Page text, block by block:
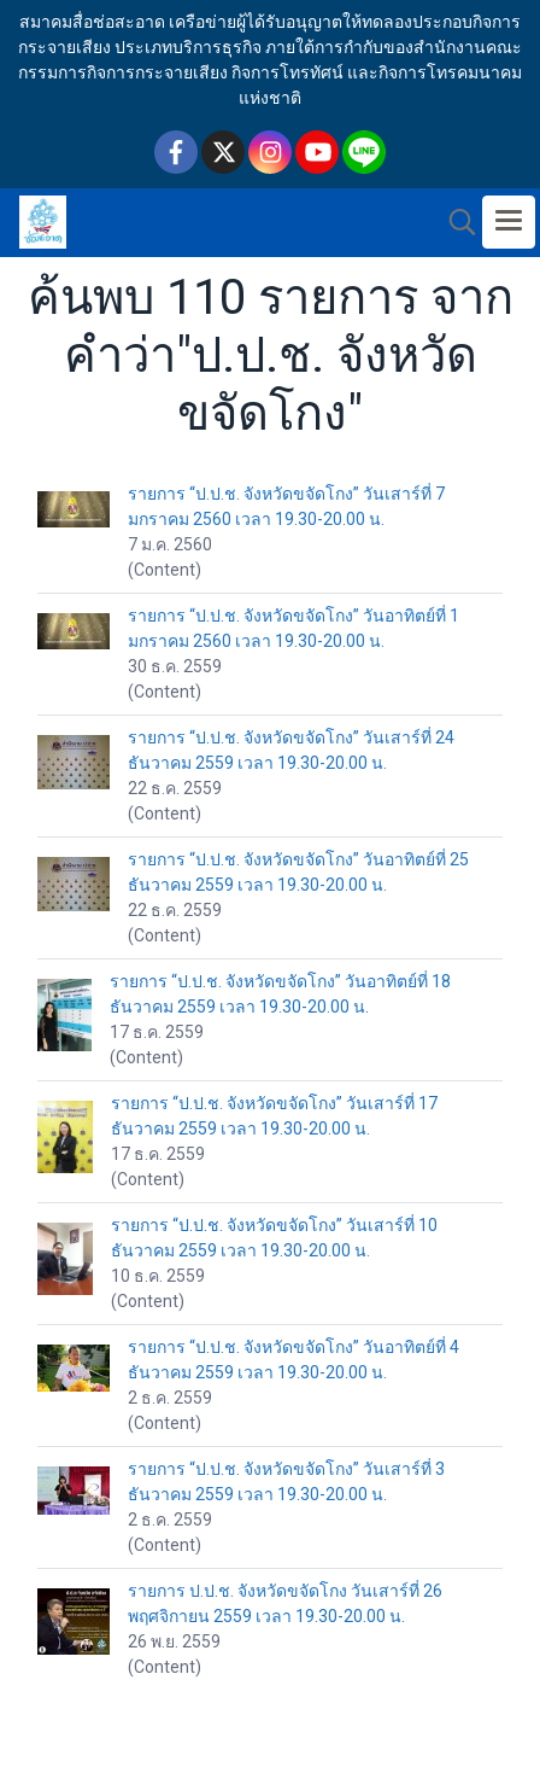
สมาคมสื่อช่อสะอาด เครือข่ายผู้ได้รับอนุญาตให้ทดลองประกอบกิจการ
กระจายเสียง ประเภทบริการธุรกิจ ภายใต้การกำกับของสำนักงานคณะ
กรรมการกิจการกระจายเสียง กิจการโทรทัศน์ และกิจการโทรคมนาคม
แห่งชาติ
ค้นพบ 110 รายการ จาก
คำว่า"ป.ป.ช. จังหวัด
ขจัดโกง"
รายการ “ป.ป.ช. จังหวัดขจัดโกง” วันเสาร์ที่ 7
มกราคม 2560 เวลา 19.30-20.00 น.
7 ม.ค. 2560
(Content)
รายการ “ป.ป.ช. จังหวัดขจัดโกง” วันอาทิตย์ที่ 1
มกราคม 2560 เวลา 19.30-20.00 น.
30 ธ.ค. 2559
(Content)
รายการ “ป.ป.ช. จังหวัดขจัดโกง” วันเสาร์ที่ 24
ธันวาคม 2559 เวลา 19.30-20.00 น.
22 ธ.ค. 2559
(Content)
รายการ “ป.ป.ช. จังหวัดขจัดโกง” วันอาทิตย์ที่ 25
ธันวาคม 2559 เวลา 19.30-20.00 น.
22 ธ.ค. 2559
(Content)
รายการ “ป.ป.ช. จังหวัดขจัดโกง” วันอาทิตย์ที่ 18
ธันวาคม 2559 เวลา 19.30-20.00 น.
17 ธ.ค. 2559
(Content)
รายการ “ป.ป.ช. จังหวัดขจัดโกง” วันเสาร์ที่ 17
ธันวาคม 2559 เวลา 19.30-20.00 น.
17 ธ.ค. 2559
(Content)
รายการ “ป.ป.ช. จังหวัดขจัดโกง” วันเสาร์ที่ 10
ธันวาคม 2559 เวลา 19.30-20.00 น.
10 ธ.ค. 2559
(Content)
รายการ “ป.ป.ช. จังหวัดขจัดโกง” วันอาทิตย์ที่ 4
ธันวาคม 2559 เวลา 19.30-20.00 น.
2 ธ.ค. 2559
(Content)
รายการ “ป.ป.ช. จังหวัดขจัดโกง” วันเสาร์ที่ 3
ธันวาคม 2559 เวลา 19.30-20.00 น.
2 ธ.ค. 2559
(Content)
รายการ ป.ป.ช. จังหวัดขจัดโกง วันเสาร์ที่ 26
พฤศจิกายน 2559 เวลา 19.30-20.00 น.
26 พ.ย. 2559
(Content)